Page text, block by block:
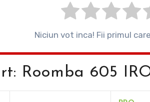
Niciun vot inca! Fii primul
Roomba 605